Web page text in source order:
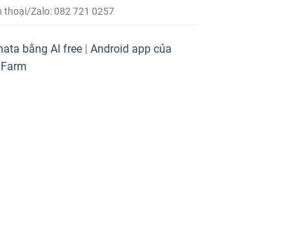
thoại/Zalo: 082 721 0257
bằng AI free | Android app của